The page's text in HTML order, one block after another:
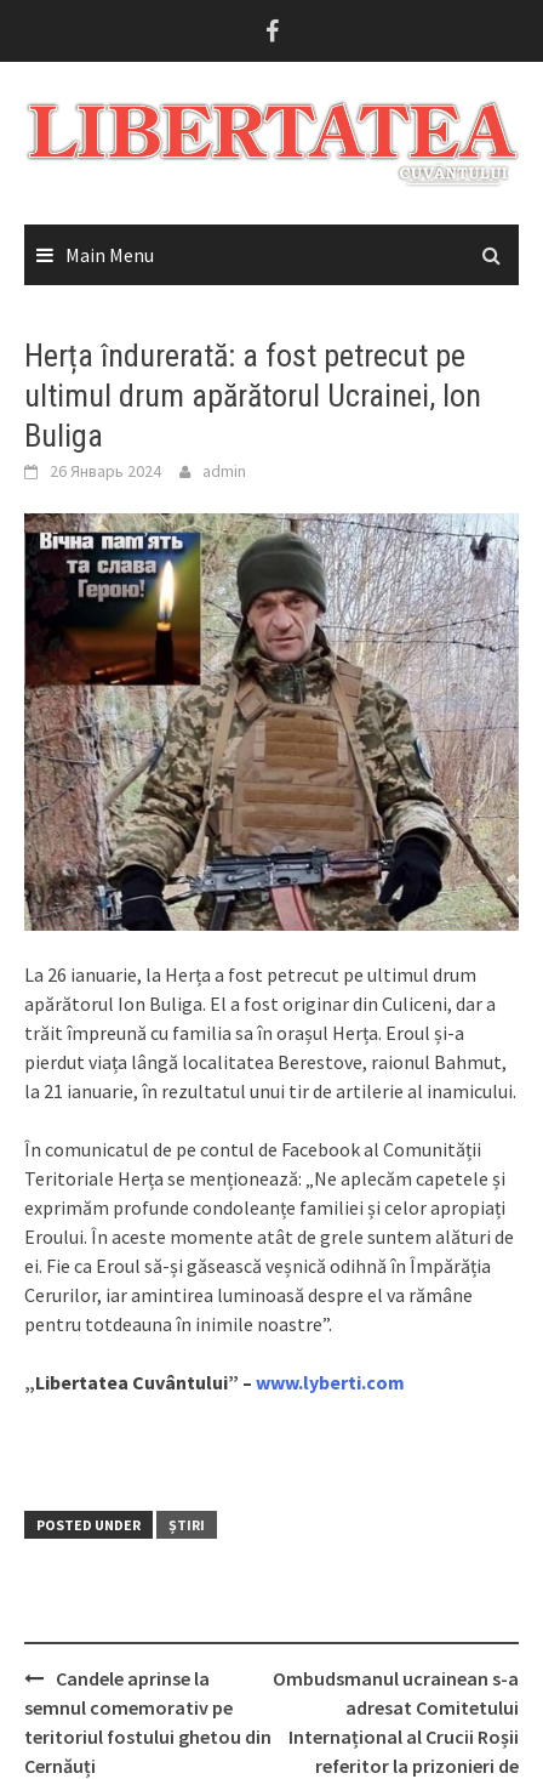
Main Menu
Herța îndurerată: a fost petrecut pe
ultimul drum apărătorul Ucrainei, Ion
Buliga
26 Январь 2024 admin
La 26 ianuarie, la Herța a fost petrecut pe ultimul drum
apărătorul Ion Buliga. El a fost originar din Culiceni, dar a
trăit împreună cu familia sa în orașul Herța. Eroul și-a
pierdut viața lângă localitatea Berestove, raionul Bahmut,
la 21 ianuarie, în rezultatul unui tir de artilerie al inamicului.
În comunicatul de pe contul de Facebook al Comunității
Teritoriale Herța se menționează: „Ne aplecăm capetele și
exprimăm profunde condoleanțe familiei și celor apropiați
Eroului. În aceste momente atât de grele suntem alături de
ei. Fie ca Eroul să-și găsească veșnică odihnă în Împărăția
Cerurilor, iar amintirea luminoasă despre el va rămâne
pentru totdeauna în inimile noastre”.
„Libertatea Cuvântului” – www.lyberti.com
POSTED UNDER ȘTIRI
Post
navigation
Candele aprinse la
semnul comemorativ pe
teritoriul fostului ghetou din
Cernăuți
Ombudsmanul ucrainean s-a
adresat Comitetului
Internațional al Crucii Roșii
referitor la prizonieri de